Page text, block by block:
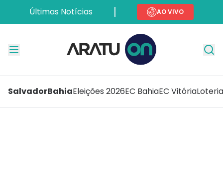
Últimas Notícias AO VIVO
SalvadorBahiaEleições 2026EC BahiaEC Vitória